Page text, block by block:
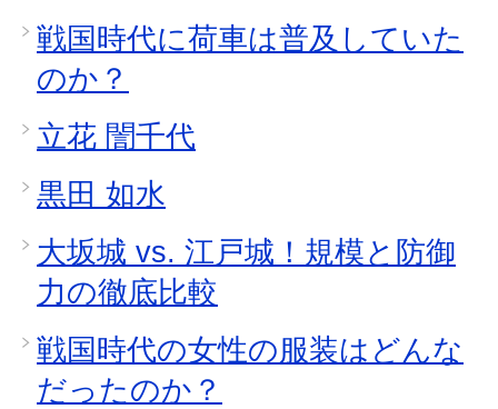
戦国時代に荷車は普及していた
のか？
立花 誾千代
黒田 如水
大坂城 vs. 江戸城！規模と防御
力の徹底比較
戦国時代の女性の服装はどんな
だったのか？